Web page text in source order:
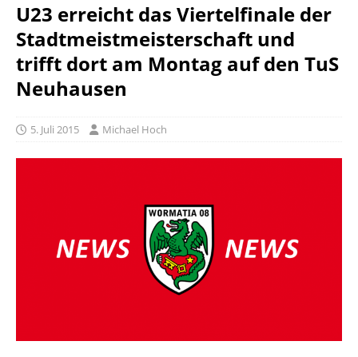
U23 erreicht das Viertelfinale der
Stadtmeistmeisterschaft und
trifft dort am Montag auf den TuS
Neuhausen
5. Juli 2015 Michael Hoch